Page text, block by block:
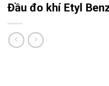
Đầu đo khí Etyl